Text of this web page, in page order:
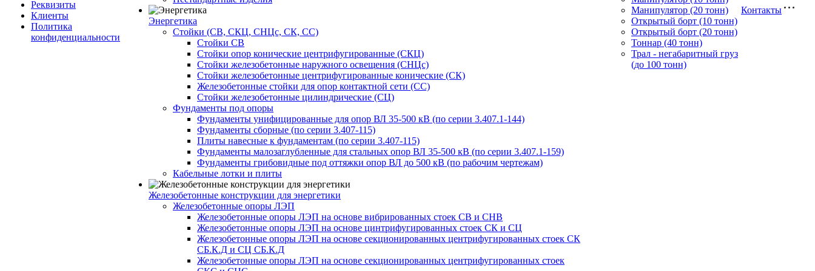
Реквизиты
Клиенты
Политика
конфиденциальности
Энергетика
Стойки (СВ, СКЦ, СНЦс, СК, СС)
Стойки СВ
Стойки опор конические центрифугированные (СКЦ)
Стойки железобетонные наружного освещения (СНЦс)
Стойки железобетонные центрифугированные конические (СК)
Железобетонные стойки для опор контактной сети (СС)
Стойки железобетонные цилиндрические (СЦ)
Фундаменты под опоры
Фундаменты унифицированные для опор ВЛ 35-500 кВ (по серии 3.407.1-144)
Фундаменты сборные (по серии 3.407-115)
Плиты навесные к фундаментам (по серии 3.407-115)
Фундаменты малозаглубленные для стальных опор ВЛ 35-500 кВ (по серии 3.407.1-159)
Фундаменты грибовидные под оттяжки опор ВЛ до 500 кВ (по рабочим чертежам)
Кабельные лотки и плиты
Железобетонные конструкции для энергетики
Железобетонные опоры ЛЭП
Железобетонные опоры ЛЭП на основе вибрированных стоек СВ и СНВ
Железобетонные опоры ЛЭП на основе цинтрифугированных стоек СК и СЦ
Железобетонные опоры ЛЭП на основе секционированных центрифугированных стоек СК
СБ.К.Д и СЦ СБ.К.Д
Железобетонные опоры ЛЭП на основе секционированных центрифугированных стоек
Манипулятор (20 тонн)
Открытый борт (10 тонн)
Открытый борт (20 тонн)
Тоннар (40 тонн)
Трал - негабаритный груз
(до 100 тонн)
Контакты